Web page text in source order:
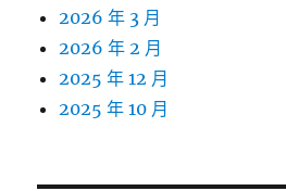
2026 年 3 月
2026 年 2 月
2025 年 12 月
2025 年 10 月